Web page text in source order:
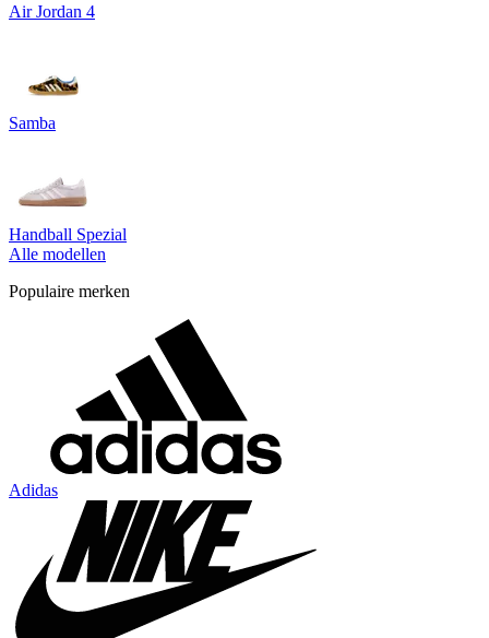
Air Jordan 4
Samba
Handball Spezial
Alle modellen
Populaire merken
Adidas